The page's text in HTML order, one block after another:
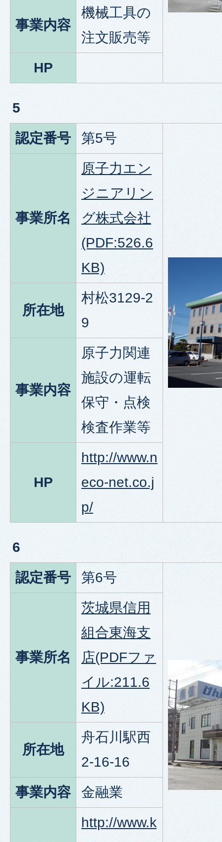
事業内容
機械工具の
注文販売等
HP
5
認定番号
第5号
事業所名
原子力エン
ジニアリン
グ株式会社
(PDF:526.6
KB)
所在地
村松3129-2
9
事業内容
原子力関連
施設の運転
保守・点検
検査作業等
HP
http://www.n
eco-net.co.j
p/
6
認定番号
第6号
事業所名
茨城県信用
組合東海支
店(PDFファ
イル:211.6
KB)
所在地
舟石川駅西
2-16-16
事業内容
金融業
http://www.k